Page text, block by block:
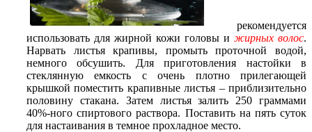
рекомендуется
использовать для жирной кожи головы и жирных волос.
Нарвать листья крапивы, промыть проточной водой,
немного обсушить. Для приготовления настойки в
стеклянную емкость с очень плотно прилегающей
крышкой поместить крапивные листья – приблизительно
половину стакана. Затем листья залить 250 граммами
40%-ного спиртового раствора. Поставить на пять суток
для настаивания в темное прохладное место.